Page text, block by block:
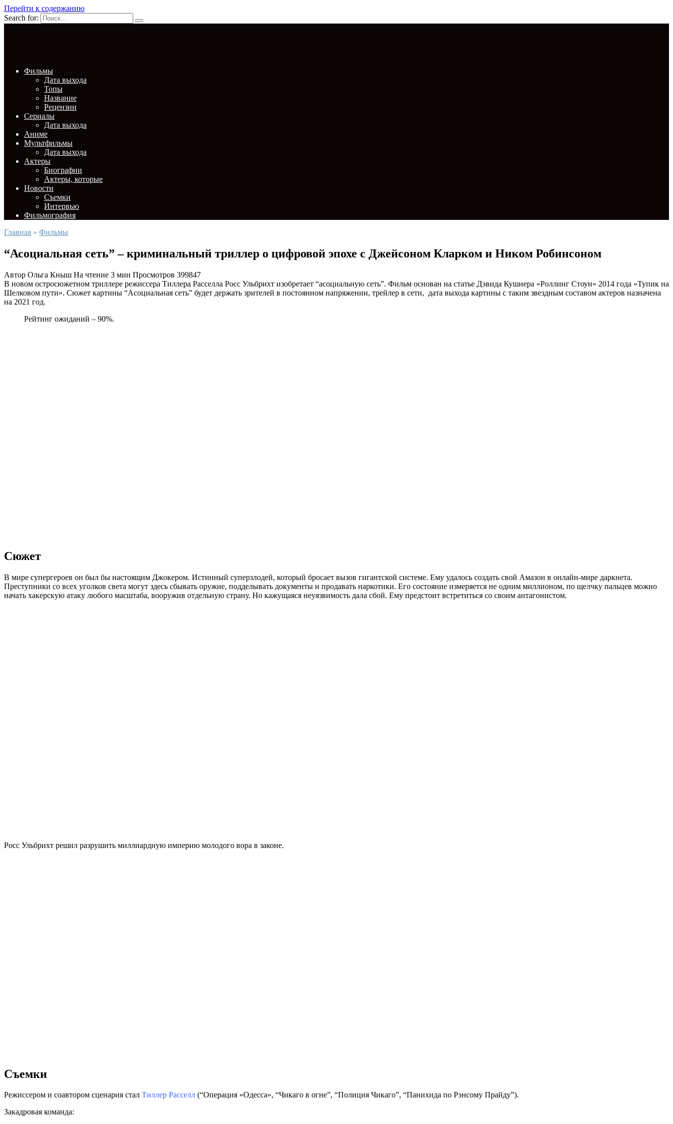
Перейти к содержанию
Search for:
Фильмы
Дата выхода
Топы
Название
Рецензии
Сериалы
Дата выхода
Аниме
Мультфильмы
Дата выхода
Актеры
Биографии
Актеры, которые
Новости
Съемки
Интервью
Фильмография
Главная » Фильмы
“Асоциальная сеть” – криминальный триллер о цифровой эпохе с Джейсоном Кларком и Ником Робинсоном
Автор Ольга Кныш На чтение 3 мин Просмотров 399847
В новом остросюжетном триллере режиссера Тиллера Расселла Росс Ульбрихт изобретает “асоциальную сеть”. Фильм основан на статье Дэвида Кушнера «Роллинг Стоун» 2014 года «Тупик на
Шелковом пути». Сюжет картины “Асоциальная сеть” будет держать зрителей в постоянном напряжении, трейлер в сети, дата выхода картины с таким звездным составом актеров назначена
на 2021 год.
Рейтинг ожиданий – 90%.
Сюжет
В мире супергероев он был бы настоящим Джокером. Истинный суперзлодей, который бросает вызов гигантской системе. Ему удалось создать свой Амазон в онлайн-мире даркнета.
Преступники со всех уголков света могут здесь сбывать оружие, подделывать документы и продавать наркотики. Его состояние измеряется не одним миллионом, по щелчку пальцев можно
начать хакерскую атаку любого масштаба, вооружив отдельную страну. Но кажущаяся неуязвимость дала сбой. Ему предстоит встретиться со своим антагонистом.
Росс Ульбрихт решил разрушить миллиардную империю молодого вора в законе.
Съемки
Режиссером и соавтором сценария стал Тиллер Расселл (“Операция «Одесса», “Чикаго в огне”, “Полиция Чикаго”, “Панихида по Рэнсому Прайду”).
Закадровая команда: